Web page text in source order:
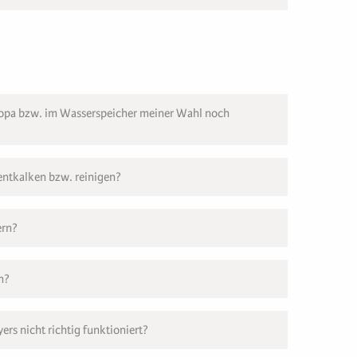
bzw. im Wasserspeicher meiner Wahl noch
bzw. reinigen?
nicht richtig funktioniert?